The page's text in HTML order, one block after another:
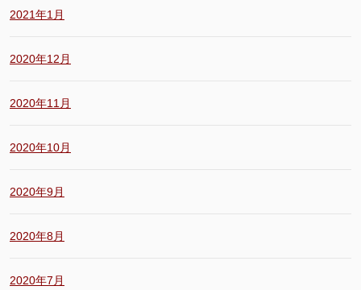
2021年1月
2020年12月
2020年11月
2020年10月
2020年9月
2020年8月
2020年7月